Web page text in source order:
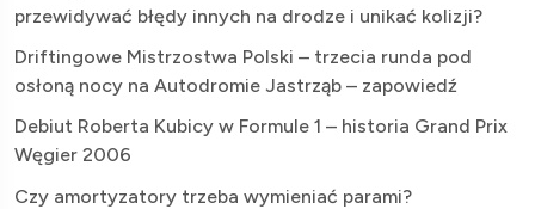
przewidywać błędy innych na drodze i unikać kolizji?
Driftingowe Mistrzostwa Polski – trzecia runda pod
osłoną nocy na Autodromie Jastrząb – zapowiedź
Debiut Roberta Kubicy w Formule 1 – historia Grand Prix
Węgier 2006
Czy amortyzatory trzeba wymieniać parami?